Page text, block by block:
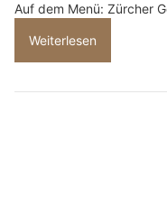
Auf dem Menü: Zürcher
Weiterlesen